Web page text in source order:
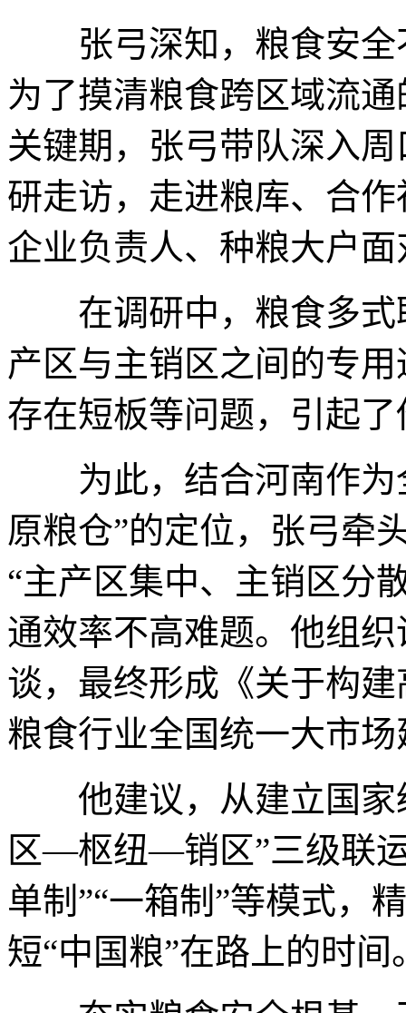
张弓深知，粮食安全
为了摸清粮食跨区域流
关键期，张弓带队深入
研走访，走进粮库、合
企业负责人、种粮大户
在调研中，粮食多式
产区与主销区之间的专
存在短板等问题，引起
为此，结合河南作为
原粮仓”的定位，张弓牵
“主产区集中、主销区分
通效率不高难题。他组
谈，最终形成《关于构
粮食行业全国统一大市
他建议，从建立国家
区—枢纽—销区”三级联
单制”“一箱制”等模式，
短“中国粮”在路上的时间